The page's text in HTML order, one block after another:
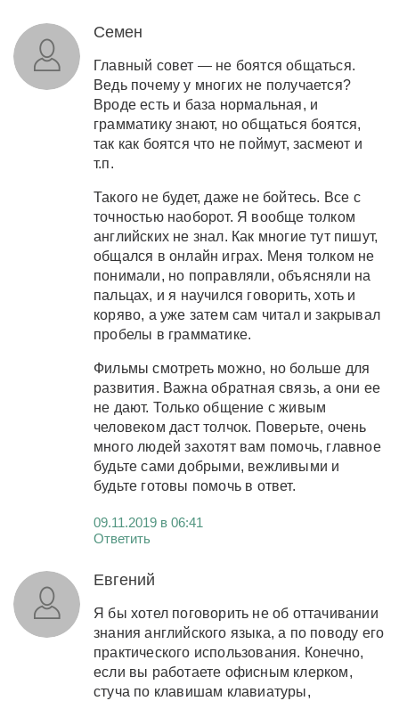
Семен
Главный совет — не боятся общаться.
Ведь почему у многих не получается?
Вроде есть и база нормальная, и
грамматику знают, но общаться боятся,
так как боятся что не поймут, засмеют и
т.п.
Такого не будет, даже не бойтесь. Все с
точностью наоборот. Я вообще толком
английских не знал. Как многие тут пишут,
общался в онлайн играх. Меня толком не
понимали, но поправляли, объясняли на
пальцах, и я научился говорить, хоть и
коряво, а уже затем сам читал и закрывал
пробелы в грамматике.
Фильмы смотреть можно, но больше для
развития. Важна обратная связь, а они ее
не дают. Только общение с живым
человеком даст толчок. Поверьте, очень
много людей захотят вам помочь, главное
будьте сами добрыми, вежливыми и
будьте готовы помочь в ответ.
09.11.2019 в 06:41
Ответить
Евгений
Я бы хотел поговорить не об оттачивании
знания английского языка, а по поводу его
практического использования. Конечно,
если вы работаете офисным клерком,
стуча по клавишам клавиатуры,